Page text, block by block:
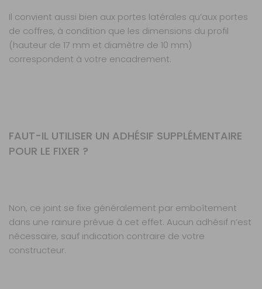
Il convient aussi bien aux portes latérales qu’aux portes
de coffres, à condition que les dimensions du profil
(hauteur de 17 mm et diamètre de 10 mm)
correspondent à votre encadrement.
FAUT-IL UTILISER UN ADHÉSIF SUPPLÉMENTAIRE
POUR LE FIXER ?
Non, ce joint se fixe généralement par emboîtement
dans une rainure prévue à cet effet. Aucun adhésif n’est
nécessaire, sauf indication contraire de votre
constructeur.